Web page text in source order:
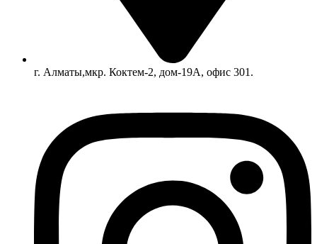
г. Алматы,мкр. Коктем-2, дом-19А, офис 301.